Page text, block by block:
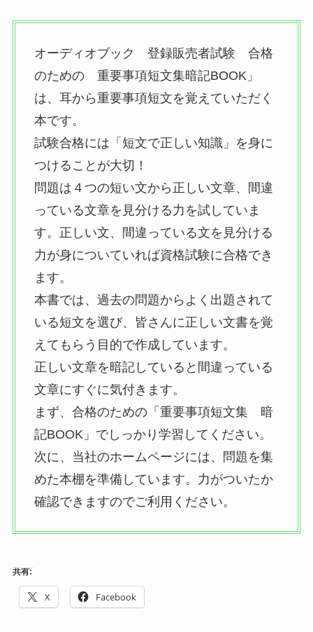
オーディオブック 登録販売者試験 合格
のための 重要事項短文集暗記BOOK」
は、耳から重要事項短文を覚えていただく
本です。
試験合格には「短文で正しい知識」を身に
つけることが大切！
問題は４つの短い文から正しい文章、間違
っている文章を見分ける力を試していま
す。正しい文、間違っている文を見分ける
力が身についていれば資格試験に合格でき
ます。
本書では、過去の問題からよく出題されて
いる短文を選び、皆さんに正しい文書を覚
えてもらう目的で作成しています。
正しい文章を暗記していると間違っている
文章にすぐに気付きます。
まず、合格のための「重要事項短文集 暗
記BOOK」でしっかり学習してください。
次に、当社のホームページには、問題を集
めた本棚を準備しています。力がついたか
確認できますのでご利用ください。
共有:
X Facebook